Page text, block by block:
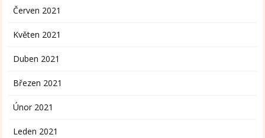
Červen 2021
Květen 2021
Duben 2021
Březen 2021
Únor 2021
Leden 2021